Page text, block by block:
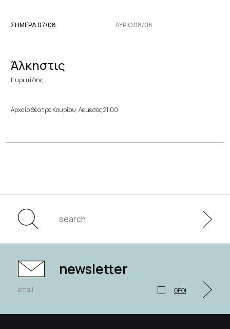
ΣΗΜΕΡΑ 07/08 ΑΥΡΙΟ 08/08
Άλκηστις
Ευριπίδης
Αρχαίο θέατρο Κουρίου, Λεμεσός 21:00
newsletter
ΟΡΟΙ